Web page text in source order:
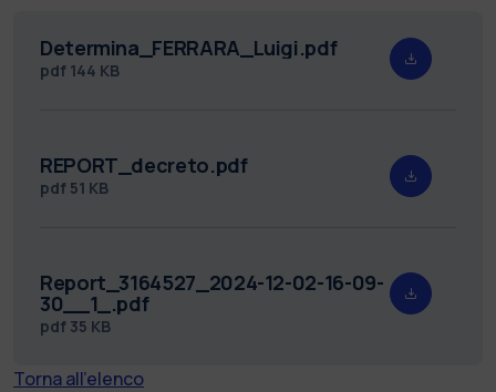
Determina_FERRARA_Luigi.pdf
pdf 144 KB
REPORT_decreto.pdf
pdf 51 KB
Report_3164527_2024-12-02-16-09-
30__1_.pdf
pdf 35 KB
Torna all'elenco